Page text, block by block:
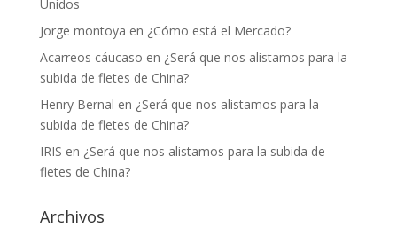
Unidos
Jorge montoya en ¿Cómo está el Mercado?
Acarreos cáucaso en ¿Será que nos alistamos para la
subida de fletes de China?
Henry Bernal en ¿Será que nos alistamos para la
subida de fletes de China?
IRIS en ¿Será que nos alistamos para la subida de
fletes de China?
Archivos